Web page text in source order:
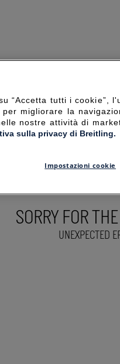
SORRY FOR
UNEXPECTED
“Accetta tutti i cookie”,
per migliorare la
nostre attività di
sulla privacy di Breitling.
Impostazioni cookie